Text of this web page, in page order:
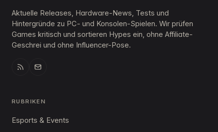
Aktuelle Releases, Hardware-News, Tests und
Hintergründe zu PC- und Konsolen-Spielen. Wir prüfen
Games kritisch und sortieren Hypes ein, ohne Affiliate-
Geschrei und ohne Influencer-Pose.
RUBRIKEN
Esports & Events